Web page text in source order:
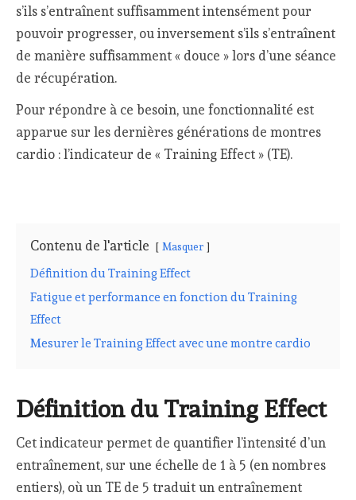
s’ils s’entraînent suffisamment intensément pour
pouvoir progresser, ou inversement s’ils s’entraînent
de manière suffisamment « douce » lors d’une séance
de récupération.
Pour répondre à ce besoin, une fonctionnalité est
apparue sur les dernières générations de montres
cardio : l’indicateur de « Training Effect » (TE).
Contenu de l'article Masquer
Définition du Training Effect
Fatigue et performance en fonction du Training
Effect
Mesurer le Training Effect avec une montre cardio
Définition du Training Effect
Cet indicateur permet de quantifier l’intensité d’un
entraînement, sur une échelle de 1 à 5 (en nombres
entiers), où un TE de 5 traduit un entraînement